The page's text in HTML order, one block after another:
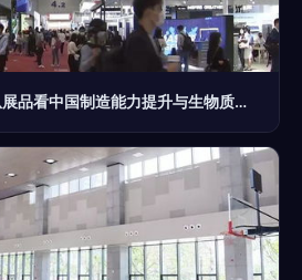
第130届广交会观察 从展品看中国制造能力提升与生物质能技术服务崛起